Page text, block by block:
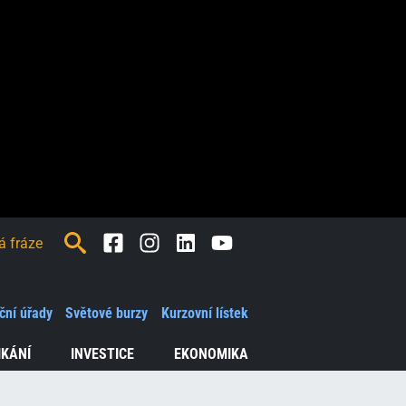
INVESTICE EKONOMIKA
úřady Světové burzy Kurzovní lístek
FacebookInstagramLinkedInYoutube